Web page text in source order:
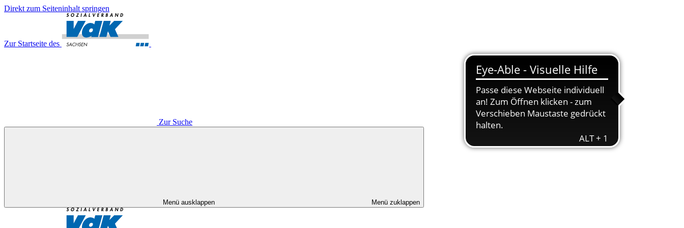
Direkt zum Seiteninhalt springen
Zur Startseite des
Zur Suche
Menü ausklappen Menü zuklappen